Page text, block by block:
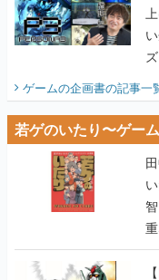
ゲームの企画書の記事一
若ゲのいたり〜ゲー